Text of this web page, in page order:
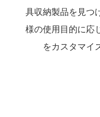
具収納製品を見つ
様の使用目的に応
をカスタマイ